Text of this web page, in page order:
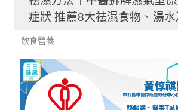
症狀 推薦8大祛濕食物、湯水
方法！
飲食營養